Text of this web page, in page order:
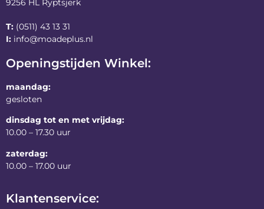
9256 HL Ryptsjerk
T: (0511) 43 13 31
I: info@moadeplus.nl
Openingstijden Winkel:
maandag:
gesloten
dinsdag tot en met vrijdag:
10.00 – 17.30 uur
zaterdag:
10.00 – 17.00 uur
Klantenservice: